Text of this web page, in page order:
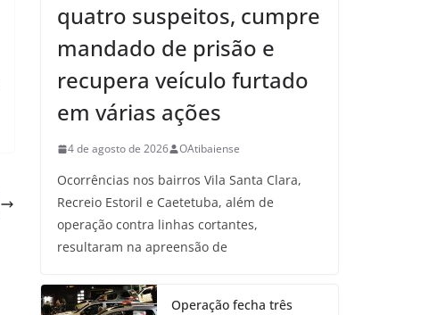
quatro suspeitos, cumpre
mandado de prisão e
recupera veículo furtado
em várias ações
4 de agosto de 2026 OAtibaiense
Ocorrências nos bairros Vila Santa Clara,
Recreio Estoril e Caetetuba, além de
operação contra linhas cortantes,
resultaram na apreensão de
Operação fecha três